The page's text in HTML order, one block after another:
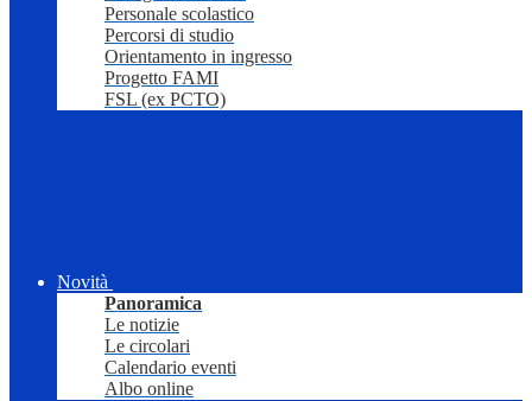
Personale scolastico
Percorsi di studio
Orientamento in ingresso
Progetto FAMI
FSL (ex PCTO)
Novità
Panoramica
Le notizie
Le circolari
Calendario eventi
Albo online